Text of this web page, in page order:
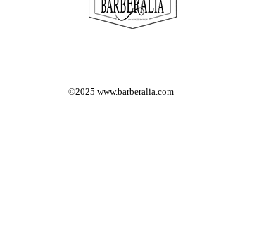
©2025www.barberalia.com